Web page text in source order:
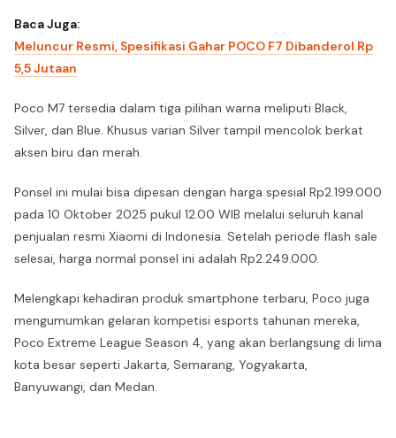
Baca Juga:
Meluncur Resmi, Spesifikasi Gahar POCO F7 Dibanderol Rp
5,5 Jutaan
Poco M7 tersedia dalam tiga pilihan warna meliputi Black,
Silver, dan Blue. Khusus varian Silver tampil mencolok berkat
aksen biru dan merah.
Ponsel ini mulai bisa dipesan dengan harga spesial Rp2.199.000
pada 10 Oktober 2025 pukul 12.00 WIB melalui seluruh kanal
penjualan resmi Xiaomi di Indonesia. Setelah periode flash sale
selesai, harga normal ponsel ini adalah Rp2.249.000.
Melengkapi kehadiran produk smartphone terbaru, Poco juga
mengumumkan gelaran kompetisi esports tahunan mereka,
Poco Extreme League Season 4, yang akan berlangsung di lima
kota besar seperti Jakarta, Semarang, Yogyakarta,
Banyuwangi, dan Medan.